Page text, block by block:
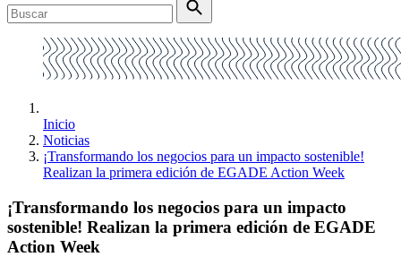
Inicio
Noticias
¡Transformando los negocios para un impacto sostenible!
Realizan la primera edición de EGADE Action Week
¡Transformando los negocios para un impacto
sostenible! Realizan la primera edición de EGADE
Action Week